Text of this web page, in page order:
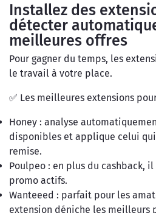
Installez des
détecter
meilleures offres
Pour gagner du temps, les
le travail à votre place.
✅ Les meilleures extensions
Honey : analyse
disponibles et applique celui
remise.
Poulpeo : en plus du cashback,
promo actifs.
Wanteeed : parfait pour les
extension déniche les meilleurs